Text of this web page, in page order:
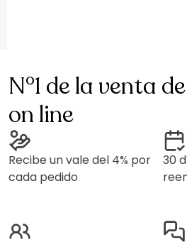
N°1 de la venta
on line
Recibe un vale del 4% por
cada pedido
30